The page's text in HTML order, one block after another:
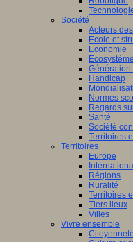
Société
Acteurs
Ecole et
Economie
Génération
Handicap
Normes
Regards
Santé
Société
Territoires
Territoires
Europe
International
Régions
Ruralité
Territoires
Tiers lieux
Villes
Vivre ensemble
Citoyenneté